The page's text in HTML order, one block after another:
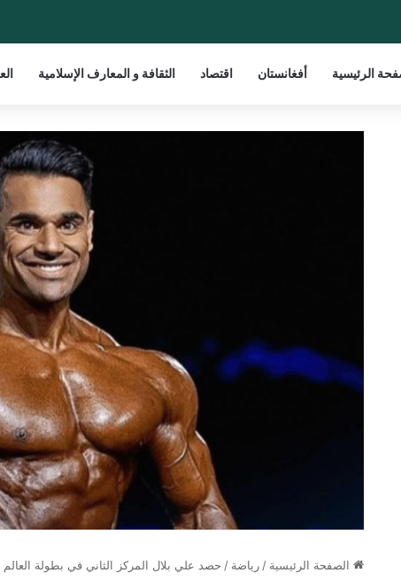
الرئيسية أفغانستان اقتصاد الثقافة و المعارف الإسلامية
الصفحة الرئيسية / رياضة / حصد علي بلال المركز الثاني في بطولة العالم